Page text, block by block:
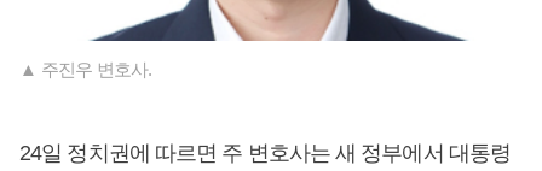
▲ 주진우 변호사.
24일 정치권에 따르면 주 변호사는 새 정부에서 대통령